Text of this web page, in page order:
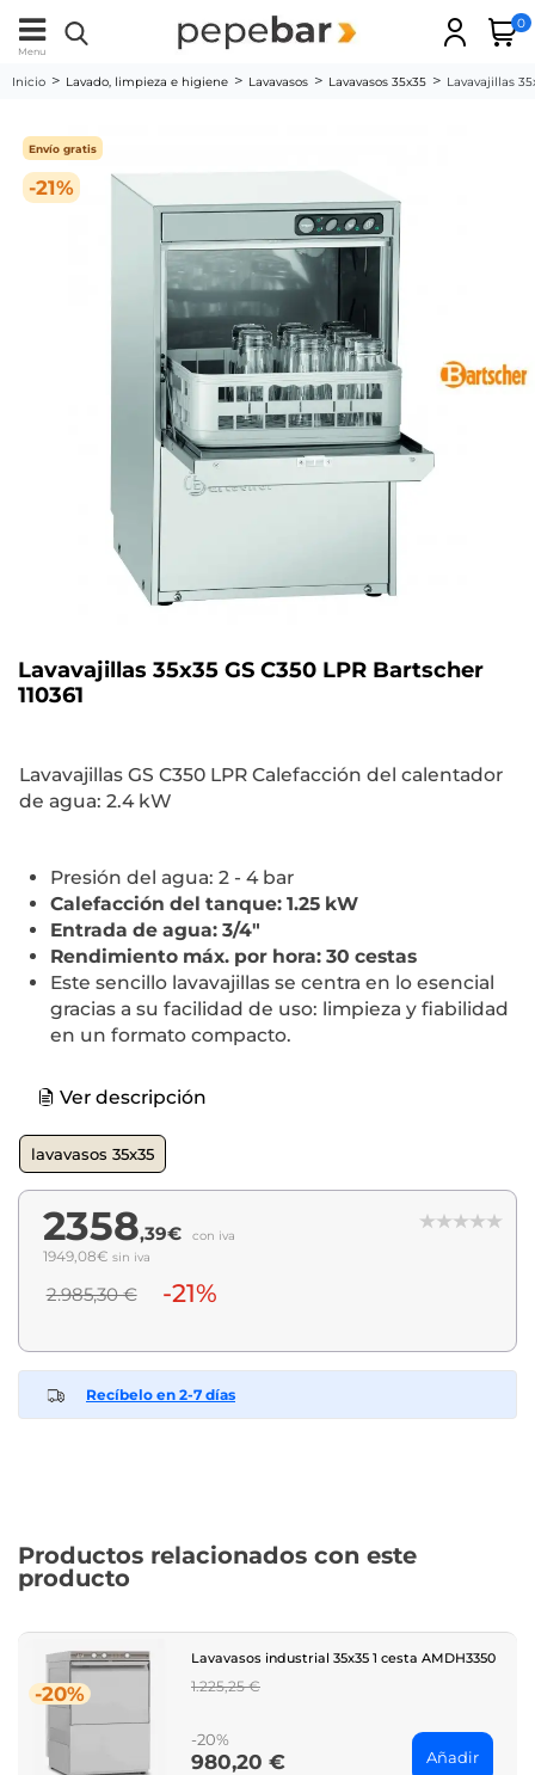
Menu
0
Inicio Lavado, limpieza e higiene Lavavasos Lavavasos 35x35 Lavavajillas
-21%
Envío gratis
Lavavajillas 35x35 GS C350 LPR Bartscher
110361
Lavavajillas GS C350 LPR Calefacción del calentador
de agua: 2.4 kW
Presión del agua: 2 - 4 bar
Calefacción del tanque: 1.25 kW
Entrada de agua: 3/4"
Rendimiento máx. por hora: 30 cestas
Este sencillo lavavajillas se centra en lo esencial
gracias a su facilidad de uso: limpieza y fiabilidad
en un formato compacto.
Ver descripción
lavavasos 35x35
2358,39€ con iva
1949,08€ sin iva
2.985,30 € -21%
Recíbelo en 2-7 días
Productos relacionados con este
producto
-20%
Lavavasos industrial 35x35 1 cesta AMDH3350
Regular
1.225,25 €
-20%
Price
980,20 € Añadir